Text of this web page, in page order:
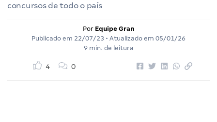
concursos de todo o país
Por Equipe Gran
Publicado em 22/07/23 • Atualizado em 05/01/26
9 min. de leitura
4 0